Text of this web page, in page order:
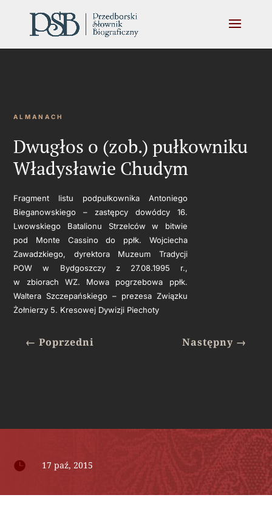
ALMANACH
Dwugłos o (zob.) pułkowniku
Władysławie Chudym
Fragment listu podpułkownika Antoniego
Bieganowskiego – zastępcy dowódcy 16.
Lwowskiego Batalionu Strzelców w bitwie
pod Monte Cassino do ppłk. Wojciecha
Zawadzkiego, dyrektora Muzeum Tradycji
POW w Bydgoszczy z 27.08.1995 r.,
w zbiorach WZ. Mowa pogrzebowa ppłk.
Waltera Szczepańskiego – prezesa Związku
Żołnierzy 5. Kresowej Dywizji Piechoty
←Poprzedni Następny→
 17 paź, 2015